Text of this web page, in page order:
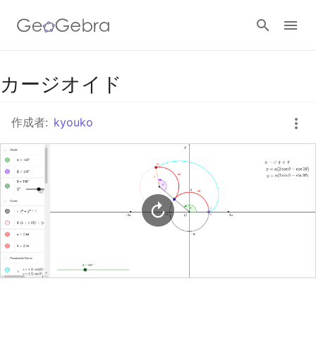
Googleクラスルーム
GeoGebra Classroom
ログイン
カージオイド
作成者: kyouko